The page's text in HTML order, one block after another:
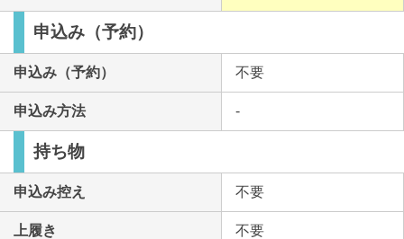
申込み（予約）
申込み（予約） 不要
申込み方法 -
持ち物
申込み控え 不要
上履き 不要